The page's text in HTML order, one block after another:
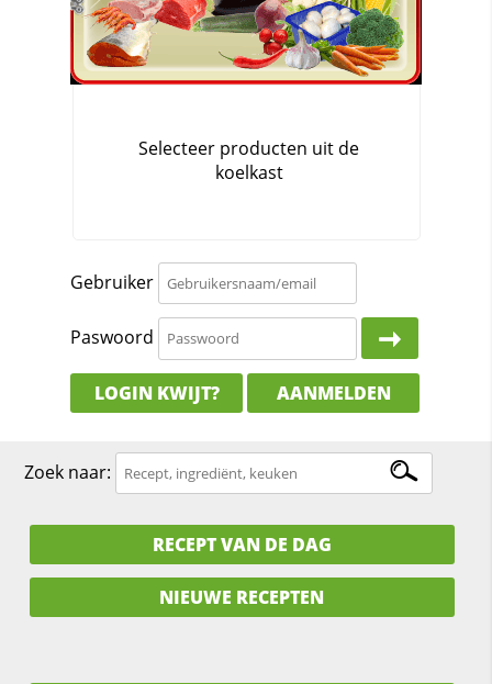
Gebruiker
Paswoord
LOGIN KWIJT? AANMELDEN
Zoek naar:
RECEPT VAN DE DAG
NIEUWE RECEPTEN